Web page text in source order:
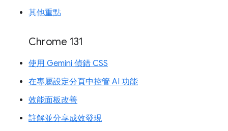
其他重點
Chrome 131
使用 Gemini 偵錯 CSS
在專屬設定分頁中控管 AI 功能
效能面板改善
註解並分享成效發現